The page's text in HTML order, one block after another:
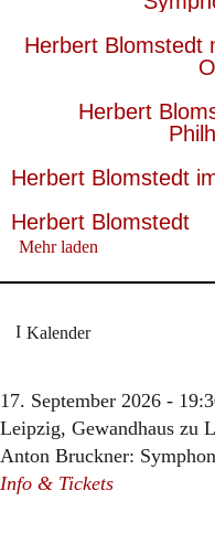
Herbert Blomstedt
Herbert
Herbert Blomstedt
Herbert Blomstedt
Mehr laden
Kalender
17. September 2026 -
Leipzig, Gewandhaus zu
Anton Bruckner:
Info & Tickets